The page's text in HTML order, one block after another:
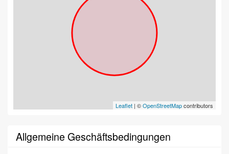
Leaflet | ©OpenStreetMapcontributors
Allgemeine Geschäftsbedingungen